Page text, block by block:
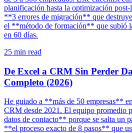
planificación hasta la optimización
**3 errores de migración** que
el **método de formación** que subió
en 60 días.
25 min read
De Excel a CRM Sin Perder
Completo (2026)
He guiado a **más de 50 empresas**
CRM desde 2021. El equipo promedio
datos de contacto** porque se salta un
**el proceso exacto de 8 pasos** que